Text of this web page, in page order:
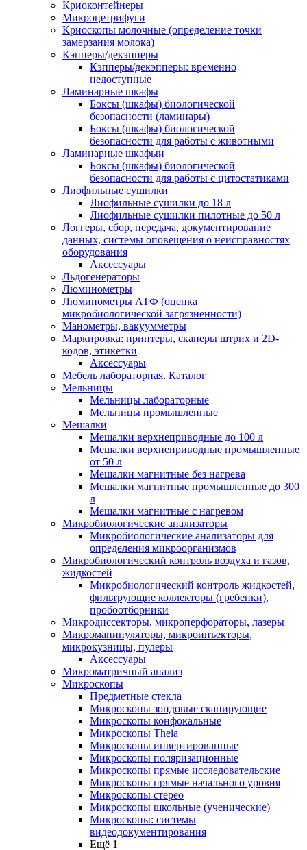
Криоконтейнеры
Микроцетрифуги
Криоскопы молочные (определение точки
замерзания молока)
Кэпперы/декэпперы
Кэпперы/декэпперы: временно
недоступные
Ламинарные шкафы
Боксы (шкафы) биологической
безопасности (ламинары)
Боксы (шкафы) биологической
безопасности для работы с животными
Ламинарные шкафыи
Боксы (шкафы) биологической
безопасности для работы с цитостатиками
Лиофильные сушилки
Лиофильные сушилки до 18 л
Лиофильные сушилки пилотные до 50 л
Логгеры, сбор, передача, документирование
данных, системы оповещения о неисправностях
оборудования
Аксессуары
Льдогенераторы
Люминометры
Люминометры АТФ (оценка
микробиологической загрязненности)
Манометры, вакуумметры
Маркировка: принтеры, сканеры штрих и 2D-
кодов, этикетки
Аксессуары
Мебель лабораторная. Каталог
Мельницы
Мельницы лабораторные
Мельницы промышленные
Мешалки
Мешалки верхнеприводные до 100 л
Мешалки верхнеприводные промышленные
от 50 л
Мешалки магнитные без нагрева
Мешалки магнитные промышленные до 300
л
Мешалки магнитные с нагревом
Микробиологические анализаторы
Микробиологические анализаторы для
определения микроорганизмов
Микробиологический контроль воздуха и газов,
жидкостей
Микробиологический контроль жидкостей,
фильтрующие коллекторы (гребенки),
пробоотборники
Микродиссекторы, микроперфораторы, лазеры
Микроманипуляторы, микроинъекторы,
микрокузницы, пулеры
Аксессуары
Микроматричный анализ
Микроскопы
Предметные стекла
Микроскопы зондовые сканирующие
Микроскопы конфокальные
Микроскопы Theia
Микроскопы инвертированные
Микроскопы поляризационные
Микроскопы прямые исследовательские
Микроскопы прямые начального уровня
Микроскопы стерео
Микроскопы школьные (ученические)
Микроскопы: системы
видеодокументирования
Ещё 1